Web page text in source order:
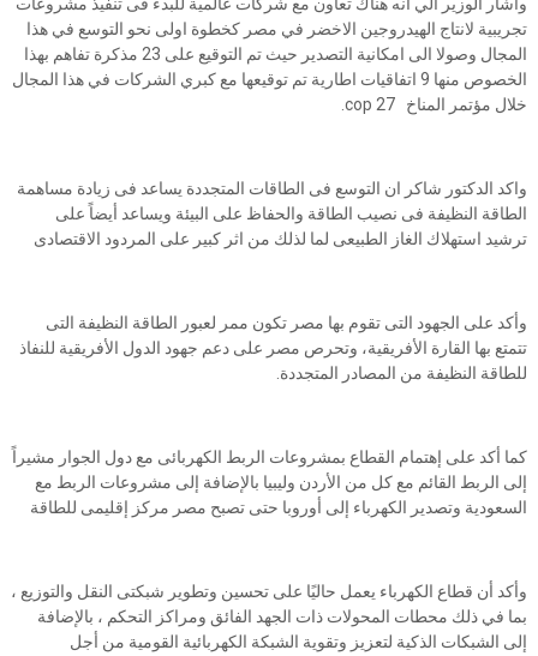
تجريبية لانتاج الهيدروجين الاخضر في مصر كخطوة اولى نحو التوسع في هذا
المجال وصولا الى امكانية التصدير حيث تم التوقيع على 23 مذكرة تفاهم بهذا
الخصوص منها 9 اتفاقيات اطارية تم توقيعها مع كبري الشركات في هذا المجال
خلال مؤتمر المناخ cop 27.
واكد الدكتور شاكر ان التوسع فى الطاقات المتجددة يساعد فى زيادة مساهمة
الطاقة النظيفة فى نصيب الطاقة والحفاظ على البيئة ويساعد أيضاً على
ترشيد استهلاك الغاز الطبيعى لما لذلك من اثر كبير على المردود الاقتصادى
وأكد على الجهود التى تقوم بها مصر تكون ممر لعبور الطاقة النظيفة التى
تتمتع بها القارة الأفريقية، وتحرص مصر على دعم جهود الدول الأفريقية للنفاذ
للطاقة النظيفة من المصادر المتجددة.
كما أكد على إهتمام القطاع بمشروعات الربط الكهربائى مع دول الجوار مشيراً
إلى الربط القائم مع كل من الأردن وليبيا بالإضافة إلى مشروعات الربط مع
السعودية وتصدير الكهرباء إلى أوروبا حتى تصبح مصر مركز إقليمى للطاقة
وأكد أن قطاع الكهرباء يعمل حاليًا على تحسين وتطوير شبكتى النقل والتوزيع ،
بما في ذلك محطات المحولات ذات الجهد الفائق ومراكز التحكم ، بالإضافة
إلى الشبكات الذكية لتعزيز وتقوية الشبكة الكهربائية القومية من أجل